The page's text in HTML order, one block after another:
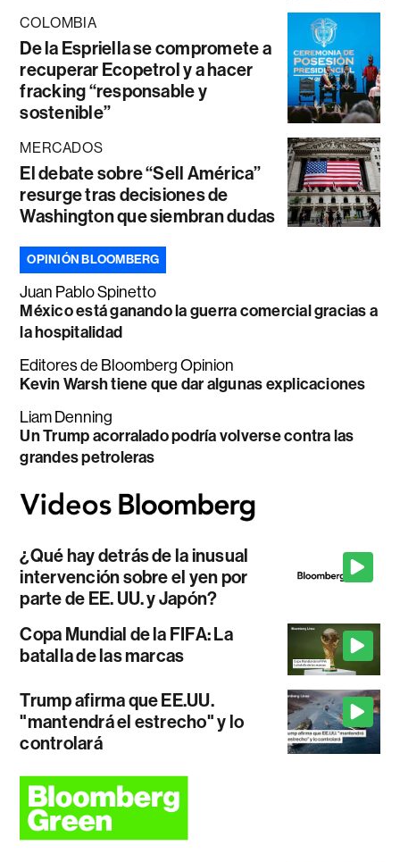
COLOMBIA
De la Espriella se compromete a
recuperar Ecopetrol y a hacer
fracking “responsable y
sostenible”
MERCADOS
El debate sobre “Sell América”
resurge tras decisiones de
Washington que siembran dudas
OPINIÓN BLOOMBERG
Juan Pablo Spinetto
México está ganando la guerra comercial gracias a
la hospitalidad
Editores de Bloomberg Opinion
Kevin Warsh tiene que dar algunas explicaciones
Liam Denning
Un Trump acorralado podría volverse contra las
grandes petroleras
¿Qué hay detrás de la inusual
intervención sobre el yen por
parte de EE. UU. y Japón?
Copa Mundial de la FIFA: La
batalla de las marcas
Trump afirma que EE.UU.
"mantendrá el estrecho" y lo
controlará